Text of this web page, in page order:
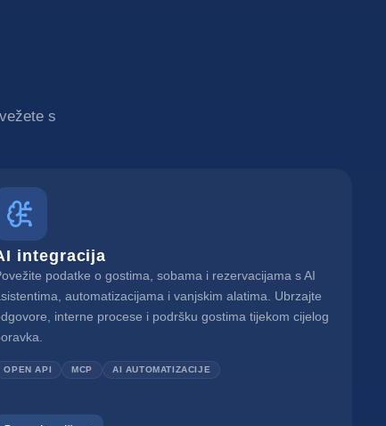
s
integracija
podatke o gostima, sobama i rezervacijama s AI
automatizacijama i vanjskim alatima. Ubrzajte
interne procese i podršku gostima tijekom cijelog
OPEN API MCP AI AUTOMATIZACIJE